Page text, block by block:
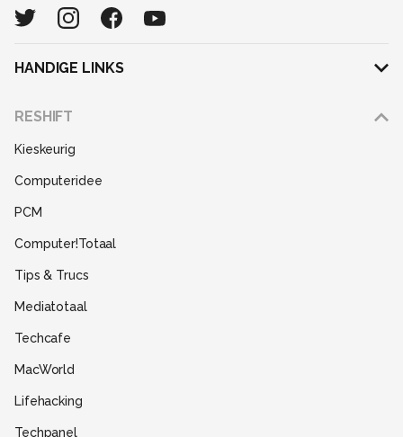
HANDIGE LINKS
RESHIFT
Kieskeurig
Computeridee
PCM
Computer!Totaal
Tips & Trucs
Mediatotaal
Techcafe
MacWorld
Lifehacking
Techpanel